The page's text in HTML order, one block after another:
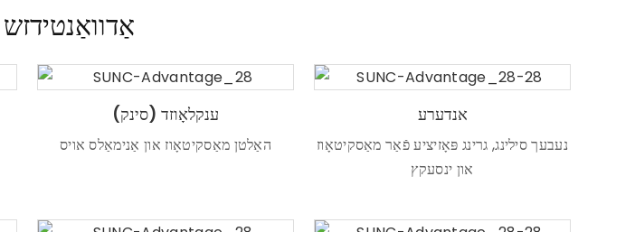
SUNC אַדוואַנטידזש
ענקלאָוזד (סינק)
האַלטן מאַסקיטאָוז און אַנימאַלס אויס
אנדערע
נעבעך סילינג, גרינג פּאָזיציע פֿאַר מאַסקיטאָוז
און ינסעקץ